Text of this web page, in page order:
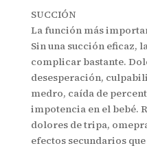
SUCCIÓN
La función más
Sin una succión eficaz,
complicar bastante.
desesperación,
medro, caída de
impotencia en el bebé.
dolores de tripa,
efectos secundarios